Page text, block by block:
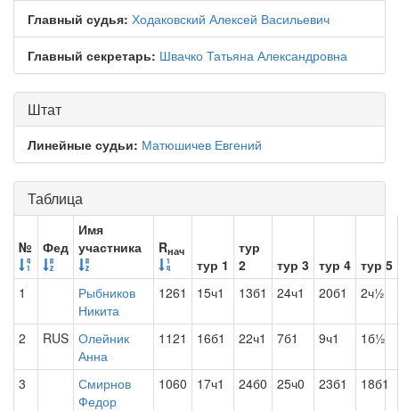
Главный судья: Ходаковский Алексей Васильевич
Главный секретарь: Швачко Татьяна Александровна
Штат
Линейные судьи: Матюшичев Евгений
Таблица
№ Фед
Имя
участника
Rнач
тур 1
тур
2
тур 3 тур 4 тур 5
1
Рыбников
Никита
1261 15ч1 13б1 24ч1 20б1 2ч½
2 RUS Олейник
Анна
1121 16б1 22ч1 7б1 9ч1 1б½
3
Смирнов
Федор
1060 17ч1 24б0 25ч0 23б1 18б1